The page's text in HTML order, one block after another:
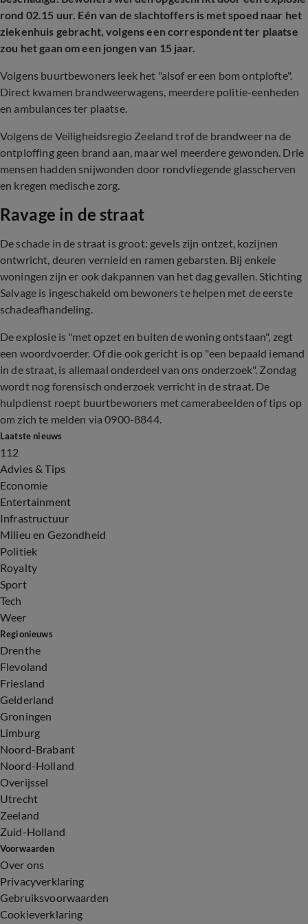
rond 02.15 uur. Eén van de slachtoffers is met spoed naar het
ziekenhuis gebracht, volgens een correspondent ter plaatse
zou het gaan om een jongen van 15 jaar.
Volgens buurtbewoners leek het "alsof er een bom ontplofte".
Direct kwamen brandweerwagens, meerdere politie-eenheden
en ambulances ter plaatse.
Volgens de Veiligheidsregio Zeeland trof de brandweer na de
ontploffing geen brand aan, maar wel meerdere gewonden. Drie
mensen hadden snijwonden door rondvliegende glasscherven
en kregen medische zorg.
Ravage in de straat
De schade in de straat is groot: gevels zijn ontzet, kozijnen
ontwricht, deuren vernield en ramen gebarsten. Bij enkele
woningen zijn er ook dakpannen van het dag gevallen. Stichting
Salvage is ingeschakeld om bewoners te helpen met de eerste
schadeafhandeling.
De explosie is "met opzet en buiten de woning ontstaan", zegt
een woordvoerder. Of die ook gericht is op "een bepaald iemand
in de straat, is allemaal onderdeel van ons onderzoek". Zondag
wordt nog forensisch onderzoek verricht in de straat. De
hulpdienst roept buurtbewoners met camerabeelden of tips op
om zich te melden via 0900-8844.
Laatste nieuws
112
Advies & Tips
Economie
Entertainment
Infrastructuur
Milieu en Gezondheid
Politiek
Royalty
Sport
Tech
Weer
Regionieuws
Drenthe
Flevoland
Friesland
Gelderland
Groningen
Limburg
Noord-Brabant
Noord-Holland
Overijssel
Utrecht
Zeeland
Zuid-Holland
Voorwaarden
Over ons
Privacyverklaring
Gebruiksvoorwaarden
Cookieverklaring